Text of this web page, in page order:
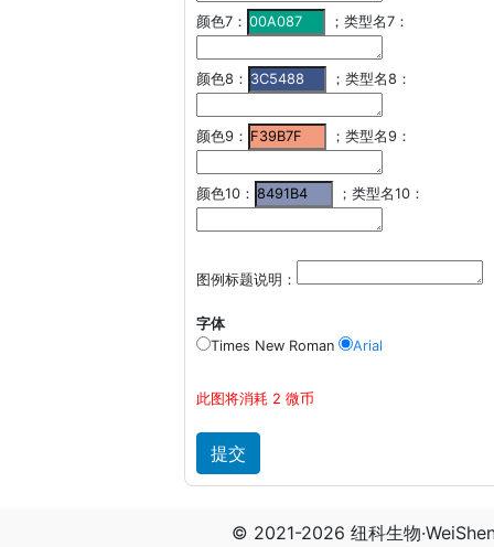
颜色7： ；类型名7：
颜色8： ；类型名8：
颜色9： ；类型名9：
颜色10： ；类型名10：
图例标题说明：
字体
Times New Roman
Arial
此图将消耗 2 微币
© 2021-2026 纽科生物